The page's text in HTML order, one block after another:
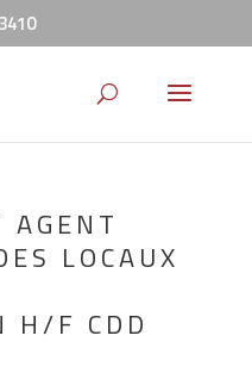
LOCAUX
H/F CDD